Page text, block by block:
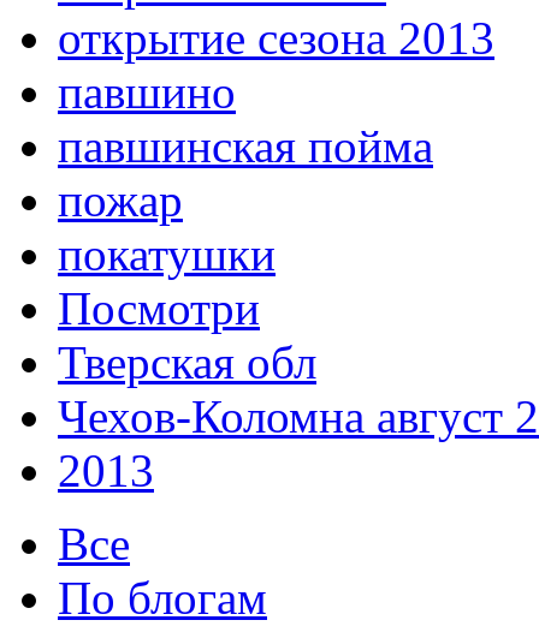
открытие сезона 2013
павшино
павшинская пойма
пожар
покатушки
Посмотри
Тверская обл
Чехов-Коломна август
2013
Все
По блогам